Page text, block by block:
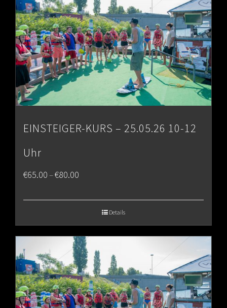
EINSTEIGER-KURS – 25.05.26 10-12
Uhr
€65.00–€80.00
€80.00
Details